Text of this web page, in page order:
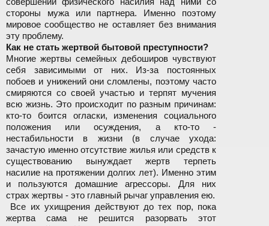
стороны мужа или партнера. Именно поэтому
мировое сообщество не оставляет без внимания
эту проблему.
Как не стать жертвой бытовой преступности?
Многие жертвы семейных дебоширов чувствуют
себя зависимыми от них. Из-за постоянных
побоев и унижений они сломлены, поэтому часто
смиряются со своей участью и терпят мучения
всю жизнь. Это происходит по разным причинам:
кто-то боится огласки, изменения социального
положения или осуждения, а кто-то -
нестабильности в жизни (в случае ухода:
зачастую именно отсутствие жилья или средств к
существованию вынуждает жертв терпеть
насилие на протяжении долгих лет). Именно этим
и пользуются домашние агрессоры. Для них
страх жертвы - это главный рычаг управления ею.
Все их ухищрения действуют до тех пор, пока
жертва сама не решится разорвать этот